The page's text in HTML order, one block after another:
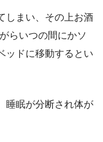
しまい、その上お酒
らいつの間にかソ
ッドに移動するとい
睡眠が分断され体が